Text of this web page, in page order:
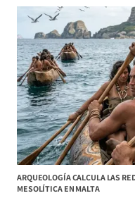
ARQUEOLOGÍA CALCULA LAS
MESOLÍTICA EN MALTA